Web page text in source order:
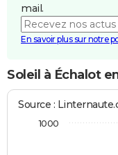
mail.
En savoir plus sur notre
Soleil à Échalot
Source :
1000